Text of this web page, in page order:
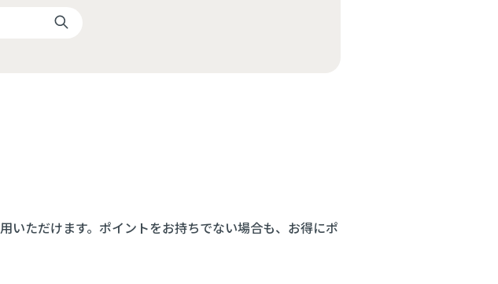
いただけます。ポイントをお持ちでない場合も、お得にポ